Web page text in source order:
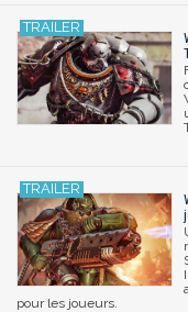
pour les joueurs.